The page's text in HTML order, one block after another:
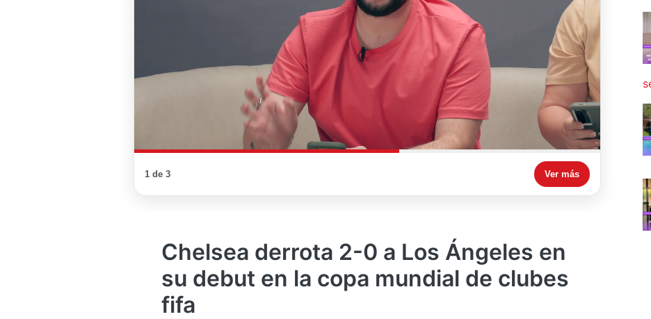
1 de 3 Ver más
Chelsea derrota 2-0 a Los Ángeles en
su debut en la copa mundial de clubes
fifa